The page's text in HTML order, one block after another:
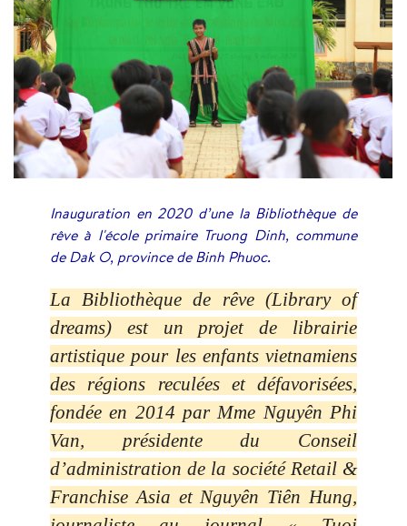
Inauguration en 2020 d’une la Bibliothèque de
rêve à l'école primaire Truong Dinh, commune
de Dak O, province de Binh Phuoc.
La Bibliothèque de rêve (Library of
dreams) est un projet de librairie
artistique pour les enfants vietnamiens
des régions reculées et défavorisées,
fondée en 2014 par Mme Nguyên Phi
Van, présidente du Conseil
d’administration de la société Retail &
Franchise Asia et Nguyên Tiên Hung,